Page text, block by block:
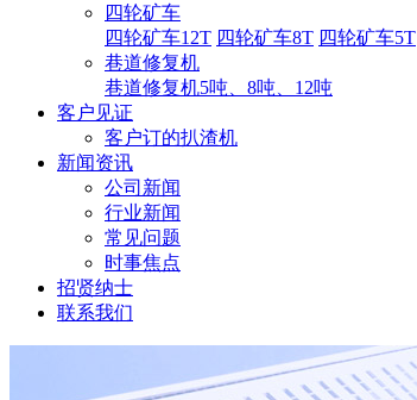
四轮矿车
四轮矿车12T 四轮矿车8T 四轮矿车5T
巷道修复机
巷道修复机5吨、8吨、12吨
客户见证
客户订的扒渣机
新闻资讯
公司新闻
行业新闻
常见问题
时事焦点
招贤纳士
联系我们